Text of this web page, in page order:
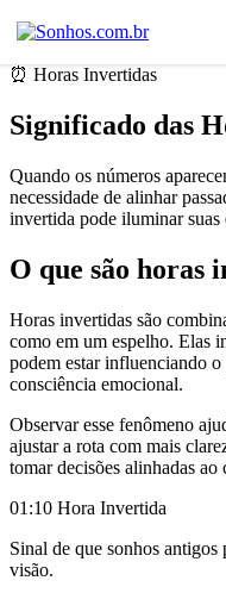
⏰ Horas Invertidas
Significado das
Quando os números
necessidade de alinhar
invertida pode iluminar suas
O que são horas
Horas invertidas são
como em um espelho. Elas
podem estar influenciando o
consciência emocional.
Observar esse fenômeno
ajustar a rota com mais
tomar decisões alinhadas ao
01:10 Hora Invertida
Sinal de que sonhos
visão.